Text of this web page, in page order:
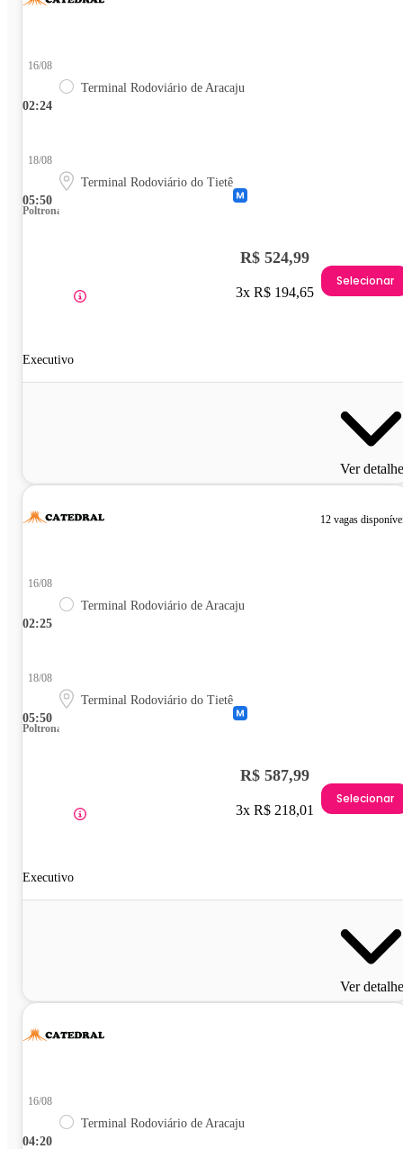
02:24
16/08
Terminal Rodoviário de Aracaju
05:50
18/08
Terminal Rodoviário do Tietê
Poltrona
Executivo
R$ 524,99
3x R$ 194,65
Selecionar
Ver
12 vagas
02:25
16/08
Terminal Rodoviário de Aracaju
05:50
18/08
Terminal Rodoviário do Tietê
Poltrona
Executivo
R$ 587,99
3x R$ 218,01
Selecionar
Ver
04:20
16/08
Terminal Rodoviário de Aracaju